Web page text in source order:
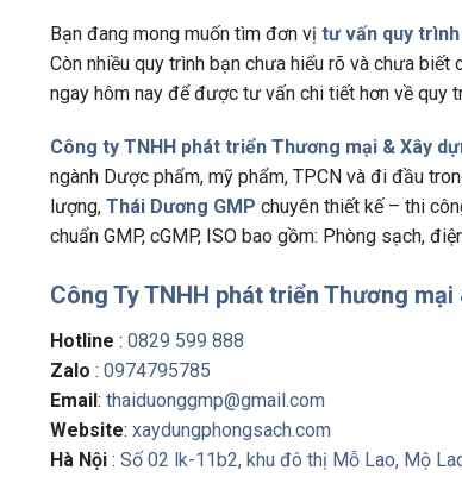
Bạn đang mong muốn tìm đơn vị tư vấn quy trình
Còn nhiều quy trình bạn chưa hiểu rõ và chưa
ngay hôm nay để được tư vấn chi tiết hơn về quy
Công ty TNHH phát triển Thương mại & Xây
ngành Dược phẩm, mỹ phẩm, TPCN và đi đầu
lượng, Thái Dương GMP chuyên thiết kế – thi
chuẩn GMP, cGMP, ISO bao gồm: Phòng sạch,
Công Ty TNHH phát triển Thương
Hotline : 0829 599 888
Zalo : 0974795785
Email: thaiduonggmp@gmail.com
Website: xaydungphongsach.com
Hà Nội : Số 02 lk-11b2, khu đô thị Mỗ Lao, Mộ